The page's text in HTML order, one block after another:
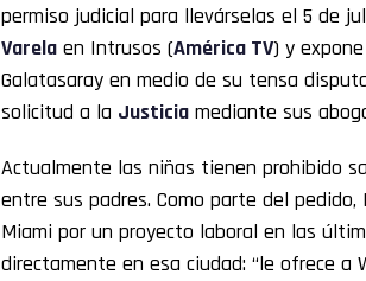
permiso judicial para llevárselas el 5 de
Varela en Intrusos (América TV) y
Galatasaray en medio de su tensa
solicitud a la Justicia mediante sus
Actualmente las niñas tienen prohibido
entre sus padres. Como parte del
Miami por un proyecto laboral en las
directamente en esa ciudad: “le ofrece a